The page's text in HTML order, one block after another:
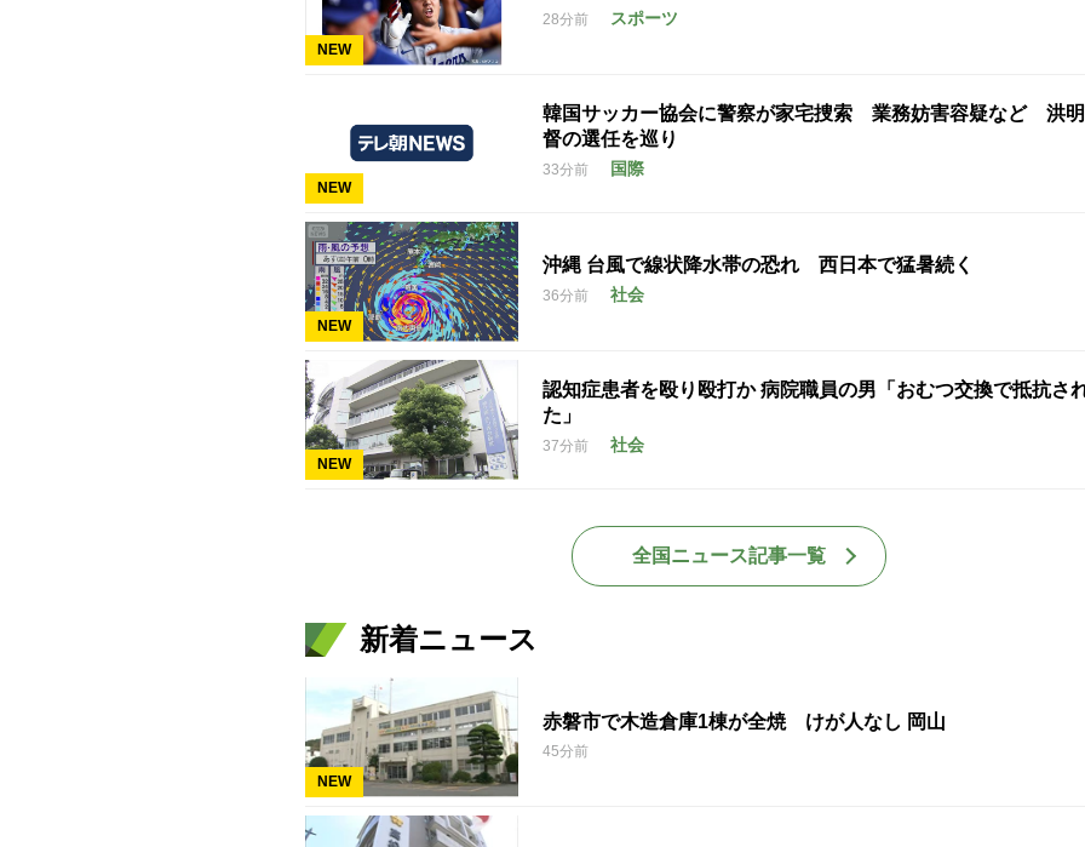
NEW
28分前 スポーツ
NEW
韓国サッカー協会に警察が家宅捜索 業務妨害容疑など 洪
督の選任を巡り
33分前 国際
NEW
沖縄 台風で線状降水帯の恐れ 西日本で猛暑続く
36分前 社会
NEW
認知症患者を殴り殴打か 病院職員の男「おむつ交換で抵抗さ
た」
37分前 社会
全国ニュース記事一覧
新着ニュース
NEW
赤磐市で木造倉庫1棟が全焼 けが人なし 岡山
45分前